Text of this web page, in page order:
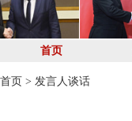
首页
首页 > 发言人谈话